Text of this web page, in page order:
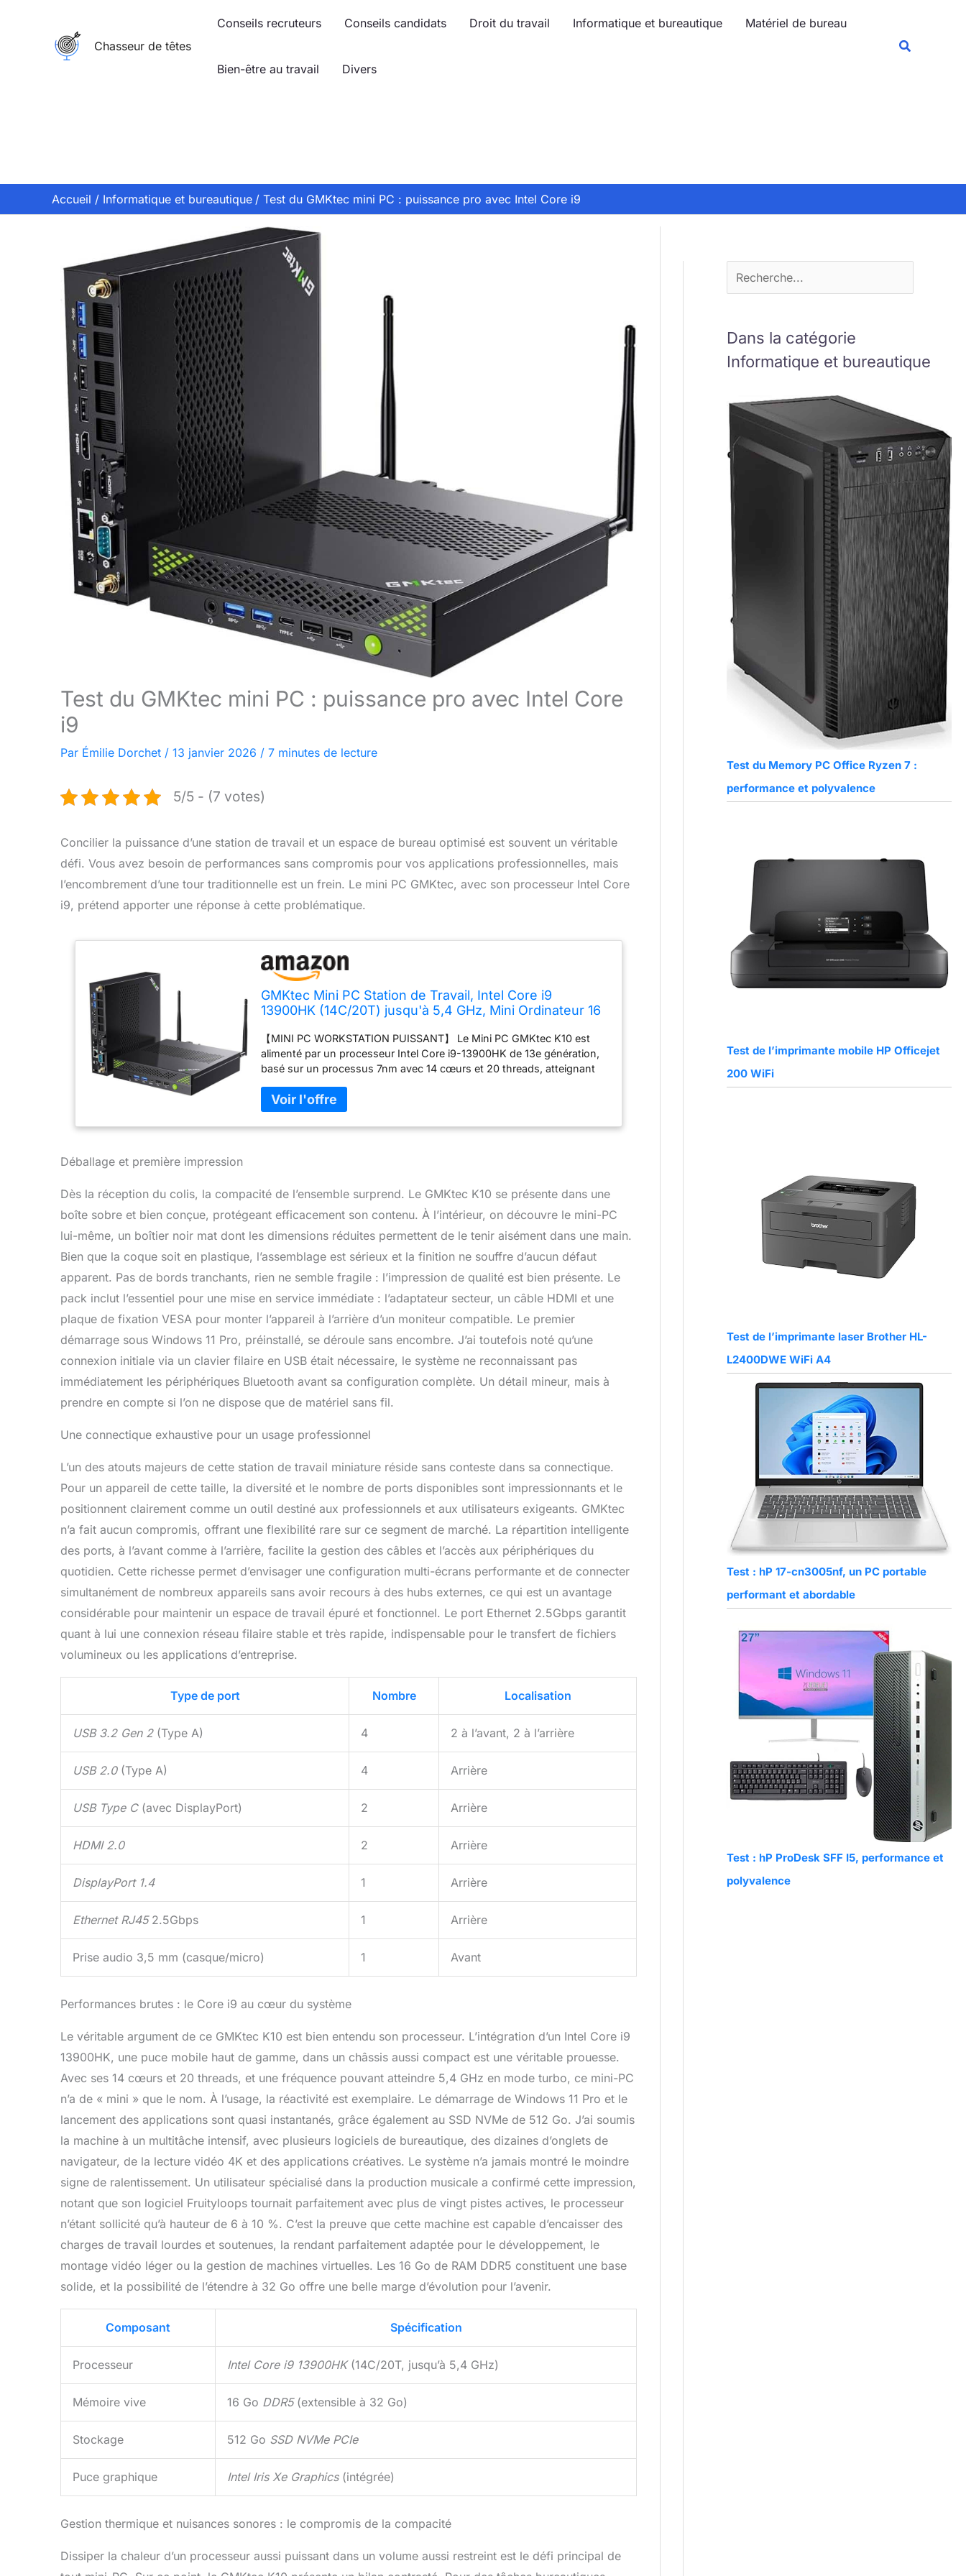
Chasseur de têtes
Conseils recruteurs Conseils candidats Droit du travail Informatique et bureautique Matériel de bureau
Bien-être au travail Divers
Accueil Informatique et bureautique Test du GMKtec mini PC : puissance pro avec Intel Core i9
Test du GMKtec mini PC : puissance pro avec Intel Core
i9
Par Émilie Dorchet / 13 janvier 2026 / 7 minutes de lecture
5/5 - (7 votes)
Concilier la puissance d’une station de travail et un espace de bureau optimisé est souvent un véritable
défi. Vous avez besoin de performances sans compromis pour vos applications professionnelles, mais
l’encombrement d’une tour traditionnelle est un frein. Le mini PC GMKtec, avec son processeur Intel Core
i9, prétend apporter une réponse à cette problématique.
GMKtec Mini PC Station de Travail, Intel Core i9
13900HK (14C/20T) jusqu'à 5,4 GHz, Mini Ordinateur 16
USB/COM/HDMI/DP pour Bureau et Entreprise
【MINI PC WORKSTATION PUISSANT】 Le Mini PC GMKtec K10 est
alimenté par un processeur Intel Core i9-13900HK de 13e génération,
basé sur un processus 7nm avec 14 cœurs et 20 threads, atteignant
et d'un TDP de 45 W, il offre des performances exceptionnelles pour
les tâches exigeantes et le multitâche. Une amélioration significative
des performances par rapport aux séries Core i5/i7. 【16 Go de RAM
de la mémoire rapide et efficace. Il prend en charge jusqu'à 3
emplacements M.2 2280 PCIe et une extension de stockage jusqu'à
12 To (3*4To), garantissant suffisamment d'espace pour tous vos
besoins en données. 【PORT COM POUR USAGE INDUSTRIEL】 Le
port COM permet des applications dans l'automatisation industrielle,
l'acquisition de données et le développement de systèmes embarqués,
le rendant parfait pour des tâches telles que la communication série
avec des machines, les systèmes de point de vente (POS) et les
ÉCRANS】 L'ordinateur Mini PC GMKtec K10 offre deux ports HDMI 2.0
(4K @ 60 Hz), un DisplayPort 1.4 (8K @ 60 Hz) et un port Type-C
(DP/Data) de 10 Gbit/s. Ce Mini PC prend en charge l'affichage ultra-
haute définition et les configurations multi-écrans, ce qui le rend idéal
pour le travail professionnel et les applications d'entreprise. 【2.5G
LAN, WiFi6 & BT 5.2】 Le port Ethernet Realtek RTL8125BG 2.5G
Bluetooth 5.2 offrent une connectivité sans fil fiable et à haut débit
pour tous vos appareils, garantissant des performances fluides pour
diverses tâches gourmandes en réseau. 【CONNECTIVITÉ I/O
de ports pour répondre à des besoins variés, incluant 4 ports USB 2.0
(480 Mbps), 4 ports USB 3.2 (10 Gbit/s), 2 ports HDMI 2.0 (4K @ 60
microphone), 1 port COM pour les systèmes industriels et embarqués,
1 port Type-C (DP/Données, USB 3.2 Gen2, sans alimentation PD), 1
port Ethernet RJ45 2.5G et 1 entrée DC (2,5*5,5 mm), offrant une
grande flexibilité pour divers appareils et périphériques. 【GARANTIE
GMKtec】 GMKtec offre une garantie limitée d'un an pour chaque mini
PC, à partir de la date d'achat. Tous les défauts de conception et de
fabrication sont couverts. Avec une équipe après-vente
professionnelle toujours prête à répondre à vos besoins, vous pouvez
simplement vous détendre et profiter de votre Mini PC.
Déballage et première impression
Dès la réception du colis, la compacité de l’ensemble surprend. Le GMKtec K10 se présente dans une
boîte sobre et bien conçue, protégeant efficacement son contenu. À l’intérieur, on découvre le mini-PC
lui-même, un boîtier noir mat dont les dimensions réduites permettent de le tenir aisément dans une main.
Bien que la coque soit en plastique, l’assemblage est sérieux et la finition ne souffre d’aucun défaut
apparent. Pas de bords tranchants, rien ne semble fragile : l’impression de qualité est bien présente. Le
pack inclut l’essentiel pour une mise en service immédiate : l’adaptateur secteur, un câble HDMI et une
plaque de fixation VESA pour monter l’appareil à l’arrière d’un moniteur compatible. Le premier
démarrage sous Windows 11 Pro, préinstallé, se déroule sans encombre. J’ai toutefois noté qu’une
connexion initiale via un clavier filaire en USB était nécessaire, le système ne reconnaissant pas
immédiatement les périphériques Bluetooth avant sa configuration complète. Un détail mineur, mais à
prendre en compte si l’on ne dispose que de matériel sans fil.
Une connectique exhaustive pour un usage professionnel
L’un des atouts majeurs de cette station de travail miniature réside sans conteste dans sa connectique.
Pour un appareil de cette taille, la diversité et le nombre de ports disponibles sont impressionnants et le
positionnent clairement comme un outil destiné aux professionnels et aux utilisateurs exigeants. GMKtec
n’a fait aucun compromis, offrant une flexibilité rare sur ce segment de marché. La répartition intelligente
des ports, à l’avant comme à l’arrière, facilite la gestion des câbles et l’accès aux périphériques du
quotidien. Cette richesse permet d’envisager une configuration multi-écrans performante et de connecter
simultanément de nombreux appareils sans avoir recours à des hubs externes, ce qui est un avantage
considérable pour maintenir un espace de travail épuré et fonctionnel. Le port Ethernet 2.5Gbps garantit
quant à lui une connexion réseau filaire stable et très rapide, indispensable pour le transfert de fichiers
volumineux ou les applications d’entreprise.
Type de port Nombre Localisation
USB 3.2 Gen 2(Type A) 4 2 à l’avant, 2 à l’arrière
USB 2.0(Type A) 4 Arrière
USB Type C(avec DisplayPort) 2 Arrière
HDMI 2.0 2 Arrière
DisplayPort 1.4 1 Arrière
Ethernet RJ452.5Gbps 1 Arrière
Prise audio 3,5 mm (casque/micro) 1 Avant
Performances brutes : le Core i9 au cœur du système
Le véritable argument de ce GMKtec K10 est bien entendu son processeur. L’intégration d’un Intel Core i9
13900HK, une puce mobile haut de gamme, dans un châssis aussi compact est une véritable prouesse.
Avec ses 14 cœurs et 20 threads, et une fréquence pouvant atteindre 5,4 GHz en mode turbo, ce mini-PC
n’a de « mini » que le nom. À l’usage, la réactivité est exemplaire. Le démarrage de Windows 11 Pro et le
lancement des applications sont quasi instantanés, grâce également au SSD NVMe de 512 Go. J’ai soumis
la machine à un multitâche intensif, avec plusieurs logiciels de bureautique, des dizaines d’onglets de
navigateur, de la lecture vidéo 4K et des applications créatives. Le système n’a jamais montré le moindre
signe de ralentissement. Un utilisateur spécialisé dans la production musicale a confirmé cette impression,
notant que son logiciel Fruityloops tournait parfaitement avec plus de vingt pistes actives, le processeur
n’étant sollicité qu’à hauteur de 6 à 10 %. C’est la preuve que cette machine est capable d’encaisser des
charges de travail lourdes et soutenues, la rendant parfaitement adaptée pour le développement, le
montage vidéo léger ou la gestion de machines virtuelles. Les 16 Go de RAM DDR5 constituent une base
solide, et la possibilité de l’étendre à 32 Go offre une belle marge d’évolution pour l’avenir.
Composant Spécification
Processeur Intel Core i9 13900HK(14C/20T, jusqu’à 5,4 GHz)
Mémoire vive 16 Go DDR5(extensible à 32 Go)
Stockage 512 Go SSD NVMe PCIe
Puce graphique Intel Iris Xe Graphics(intégrée)
Gestion thermique et nuisances sonores : le compromis de la compacité
Dissiper la chaleur d’un processeur aussi puissant dans un volume aussi restreint est le défi principal de
r
Dans la catégorie
Informatique et bureautique
Test du Memory PC Office Ryzen 7 :
performance et polyvalence
Test de l’imprimante mobile HP Officejet
200 WiFi
Test de l’imprimante laser Brother HL-
L2400DWE WiFi A4
Test : hP 17-cn3005nf, un PC portable
performant et abordable
Test : hP ProDesk SFF I5, performance et
polyvalence